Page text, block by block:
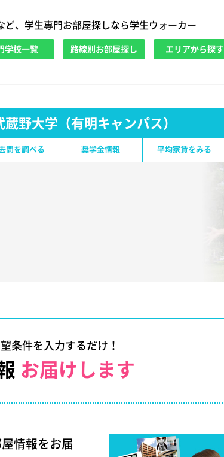
ど、学生専門お部屋探しなら学生ウォーカー
学校一覧 路線別お部屋探し エリアから探す
蔵野大学（有明キャンパス）
問を調べる 奨学金情報 平均家賃をみる
条件を入力するだけ！
お届けします
情報をお届